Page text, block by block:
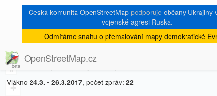
Česká komunita OpenStreetMap podporujeobčany Ukrajiny
vojenské agresi Ruska.
Odmítáme snahu o přemalování mapy demokratické
OpenStreetMap.cz
8
+
« zpět na výpis měsíce|
[Talk-cz]
Presun stranek na wiki
Vlákno 24.3. - 26.3.2017, počet zpráv: 22